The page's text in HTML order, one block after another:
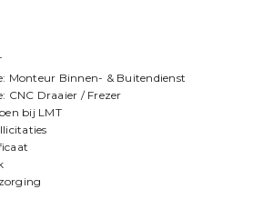
Monteur Binnen- & Buitendienst
CNC Draaier / Frezer
bij LMT